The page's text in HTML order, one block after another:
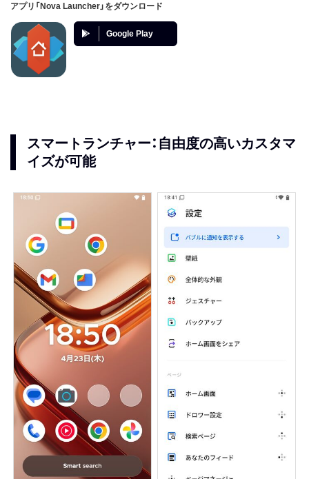
アプリ「Nova Launcher」をダウンロード
Google Play
スマートランチャー：自由度の高いカスタマ
イズが可能